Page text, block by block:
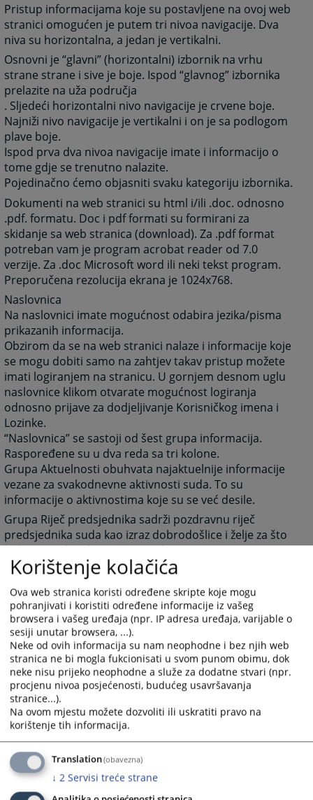
Pristup informacijama koje su postavljene na ovoj web
stranici omogućen je putem tri nivoa navigacije. Dva
niva su horizontalna, a jedan je vertikalni.
Osnovni je “glavni” (horizontalni) izbornik na vrhu
strane strane i sive je boje. Ispod “glavnog” izbornika
prelazite na uža područja
. Sljedeći horizontalni nivo navigacije je crvene boje.
Najniži nivo navigacije je vertikalni i on je sa podlogom
plave boje.
Ispod prva dva nivoa navigacije imate i informacijo o
tome gdje se trenutno nalazite.
Pojedinačno ćemo objasniti svaku kategoriju izbornika.
Dokumenti na web stranici su html i/ili .doc. odnosno
.pdf. formatu. Doc i pdf formati su formirani za
skidanje sa web stranica (download). Za .pdf format
potreban vam je program acrobat reader od 7.0
verzije. Za .doc Microsoft word ili neki tekst program.
Preporučena rezolucija ekrana je 1024x768.
Naslovnica
Na naslovnici imate mogućnost odabira jezika/pisma
prikazanih informacija.
Obzirom da se na web stranici nalaze i informacije koje
se mogu dobiti samo na zahtjev takav pristup možete
imati logiranjem na stranicu. U gornjem desnom uglu
naslovnice klikom otvarate mogućnost logiranja
odnosno prijave za dodjeljivanje Korisničkog imena i
Lozinke.
“Naslovnica” se sastoji od šest grupa informacija.
Raspoređene su u dva reda sa tri kolone.
Grupa Aktuelnosti obuhvata najaktuelnije informacije
vezane za svakodnevne aktivnosti suda. To su
informacije o aktivnostima koje su se već desile.
Grupa Riječ predsjednika sadrži pozdravnu riječ
predsjednika suda kao izraz dobrodošlice i želje za što
boljom međusobnom komunikacijom.
Grupa Najava događaja predstavlja najavu budućih
događanja važnih za sud sa datumom događanja.
Grupa često postavljana pitanja prikazuje pitanja i
odgovore koji su najčešće postavljana sudu, a vezana
su za rad suda ili druge aktivnosti vezane za sam sud.
Grupa Raspored suđenja prikazuje detaljne informacije
o suđenjima u sudu za određeni vremenski period.
Grupa Vijesti iz pravosuđa obuhvata informacije koje
su vezane za pravosuđe BiH u cjelini.
Unutar svih grupa starije novosti i informacije osim
onih koje su na naslovnici nisu zbrisane. Klikom na riječ
“više” prebaciti će vas arhivu aktuelnosti ili drugih
informacija.
Rad suda
Klikom na Rad suda otvoriti će vam se web stranicama
Korištenje kolačića
Ova web stranica koristi određene skripte koje mogu
pohranjivati i koristiti određene informacije iz vašeg
browsera i vašeg uređaja (npr. IP adresa uređaja, varijable o
sesiji unutar browsera, ...).
Neke od ovih informacija su nam neophodne i bez njih web
stranica ne bi mogla fukcionisati u svom punom obimu, dok
neke nisu prijeko neophodne a služe za dodatne stvari (npr.
procjenu nivoa posjećenosti, budućeg usavršavanja
stranice...).
Na ovom mjestu možete dozvoliti ili uskratiti pravo na
korištenje tih informacija.
Translation(obavezna)
↓ 2 Servisi treće strane